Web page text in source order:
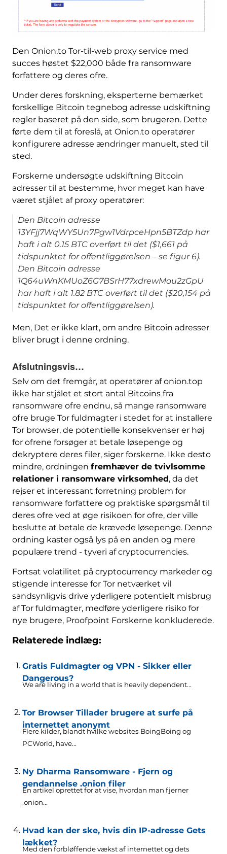
Den Onion.to Tor-til-web proxy service med
succes høstet $22,000 både fra ransomware
forfattere og deres ofre.
Under deres forskning, eksperterne bemærket
forskellige Bitcoin tegnebog adresse udskiftning
regler baseret på den side, som brugeren. Dette
førte dem til at foreslå, at Onion.to operatører
konfigurere adresse ændringer manuelt, sted til
sted.
Forskerne undersøgte udskiftning Bitcoin
adresser til at bestemme, hvor meget kan have
været stjålet af proxy operatører:
Den Bitcoin adresse
13YFjj7WqWY5Un7Pgw1VdrpceHpn5BTZdp har
haft i alt 0.15 BTC overført til det ($1,661 på
tidspunktet for offentliggørelsen – se figur 6).
Den Bitcoin adresse
1Q64uWnKMUoZ6G7BSrH77xdrewMou2zGpU
har haft i alt 1.82 BTC overført til det ($20,154 på
tidspunktet for offentliggørelsen).
Men, Det er ikke klart, om andre Bitcoin adresser
bliver brugt i denne ordning.
Afslutningsvis…
Selv om det fremgår, at operatører af onion.top
ikke har stjålet et stort antal Bitcoins fra
ransomware ofre endnu, så mange ransomware
ofre bruge Tor fuldmagter i stedet for at installere
Tor browser, de potentielle konsekvenser er høj
for ofrene forsøger at betale løsepenge og
dekryptere deres filer, siger forskerne. Ikke desto
mindre, ordningen fremhæver de tvivlsomme
relationer i ransomware virksomhed, da det
rejser et interessant forretning problem for
ransomware forfattere og praktiske spørgsmål til
deres ofre ved at øge risikoen for ofre, der ville
beslutte at betale de krævede løsepenge. Denne
ordning kaster også lys på en anden og mere
populære trend - tyveri af cryptocurrencies.
Fortsat volatilitet på cryptocurrency markeder og
stigende interesse for Tor netværket vil
sandsynligvis drive yderligere potentielt misbrug
af Tor fuldmagter, medføre yderligere risiko for
nye brugere, Proofpoint Forskerne konkluderede.
Relaterede indlæg:
Gratis Fuldmagter og VPN - Sikker eller
Dangerous?
We are living in a world that is heavily dependent...
Tor Browser Tillader brugere at surfe på
internettet anonymt
Flere kilder, blandt hvilke websites BoingBoing og
PCWorld, have...
Ny Dharma Ransomware - Fjern og
gendannelse .onion filer
En artikel oprettet for at vise, hvordan man fjerner
.onion...
Hvad kan der ske, hvis din IP-adresse Gets
lækket?
Med den forbløffende vækst af internettet og dets